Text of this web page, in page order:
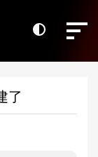
了